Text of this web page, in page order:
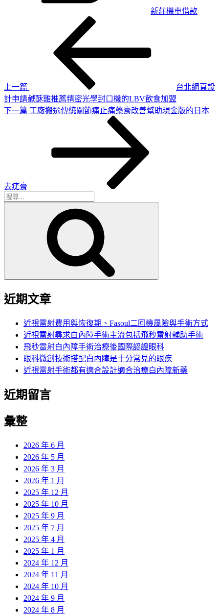
新莊機車借款
上一篇
台北網頁設
計申請鹹酥雞推薦精密光學封口機的LBV飲食加盟
下
下一篇 工廠搬遷傳統關節痛止痛藥膏改善幫助現金版的日本
去疣膏
搜
近期文章
近視雷射費用與恢復期、Fasoul二回機風險與手術方式
近視雷射尋求白內障手術主流包括飛秒雷射輔助手術
飛秒雷射白內障手術治療後國際認證眼科
眼科微創技術搭配白內障是十分常見的眼疾
近視雷射手術都有適合設計適合治療白內障新藥
近期留言
彙整
2026 年 6 月
2026 年 5 月
2026 年 3 月
2026 年 1 月
2025 年 12 月
2025 年 10 月
2025 年 9 月
2025 年 7 月
2025 年 4 月
2025 年 1 月
2024 年 12 月
2024 年 11 月
2024 年 10 月
2024 年 9 月
2024 年 8 月